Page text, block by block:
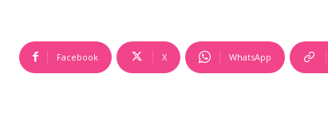
Facebook X WhatsApp